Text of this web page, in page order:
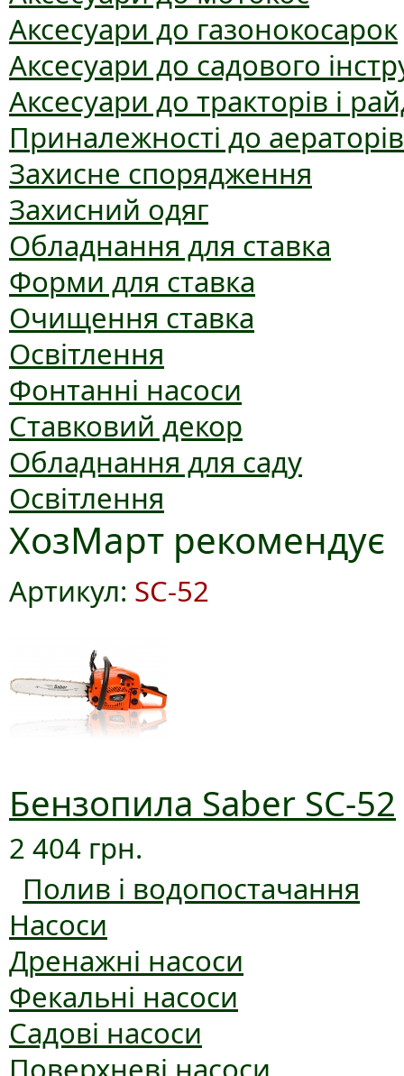
Аксесуари до газонокосарок
Аксесуари до садового
Аксесуари до тракторів і
Приналежності до аераторів
Захисне спорядження
Захисний одяг
Обладнання для ставка
Форми для ставка
Очищення ставка
Освітлення
Фонтанні насоси
Ставковий декор
Обладнання для саду
Освітлення
ХозМарт рекомендує
Артикул: SC-52
Бензопила Saber SC-52
2 404 грн.
Полив і водопостачання
Насоси
Дренажні насоси
Фекальні насоси
Садові насоси